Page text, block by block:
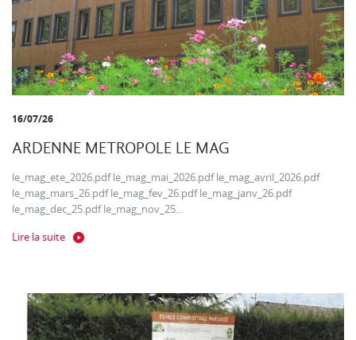
16/07/26
ARDENNE METROPOLE LE MAG
le_mag_ete_2026.pdf le_mag_mai_2026.pdf le_mag_avril_2026.pdf
le_mag_mars_26.pdf le_mag_fev_26.pdf le_mag_janv_26.pdf
le_mag_dec_25.pdf le_mag_nov_25...
Lire la suite